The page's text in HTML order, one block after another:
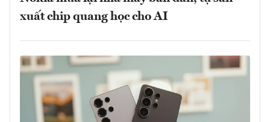
xuất chip quang học cho AI